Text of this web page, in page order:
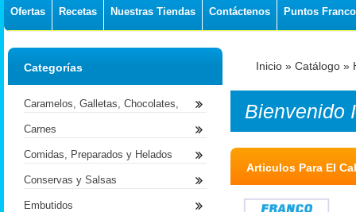
Ofertas Recetas Nuestras Tiendas Contáctenos Puntos Franco
Inicio » Catálogo »
Bienvenido
Articulos Para El
Categorías
Caramelos, Galletas, Chocolates,
Carnes
Comidas, Preparados y Helados
Conservas y Salsas
Embutidos